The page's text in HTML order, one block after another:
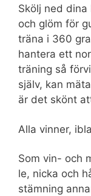
Skölj ned
och glöm för
träna i 360
hantera ett
träning så
själv, kan
är det skönt
Alla vinner,
Som vin- och
le, nicka och
stämning